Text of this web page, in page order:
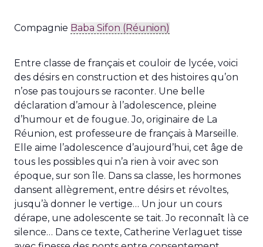
Compagnie Baba Sifon (Réunion)
Entre classe de français et couloir de lycée, voici
des désirs en construction et des histoires qu’on
n’ose pas toujours se raconter. Une belle
déclaration d’amour à l’adolescence, pleine
d’humour et de fougue. Jo, originaire de La
Réunion, est professeure de français à Marseille.
Elle aime l’adolescence d’aujourd’hui, cet âge de
tous les possibles qui n’a rien à voir avec son
époque, sur son île. Dans sa classe, les hormones
dansent allègrement, entre désirs et révoltes,
jusqu’à donner le vertige… Un jour un cours
dérape, une adolescente se tait. Jo reconnaît là ce
silence… Dans ce texte, Catherine Verlaguet tisse